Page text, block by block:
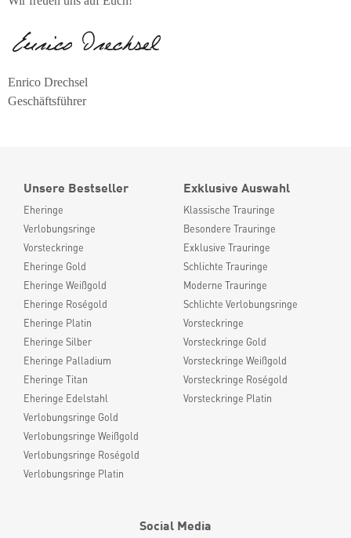
Enrico Drechsel
Geschäftsführer
Unsere Bestseller
Eheringe
Verlobungsringe
Vorsteckringe
Eheringe Gold
Eheringe Weißgold
Eheringe Roségold
Eheringe Platin
Eheringe Silber
Eheringe Palladium
Eheringe Titan
Eheringe Edelstahl
Verlobungsringe Gold
Verlobungsringe Weißgold
Verlobungsringe Roségold
Verlobungsringe Platin
Exklusive Auswahl
Klassische Trauringe
Besondere Trauringe
Exklusive Trauringe
Schlichte Trauringe
Moderne Trauringe
Schlichte Verlobungsringe
Vorsteckringe
Vorsteckringe Gold
Vorsteckringe Weißgold
Vorsteckringe Roségold
Vorsteckringe Platin
Social Media